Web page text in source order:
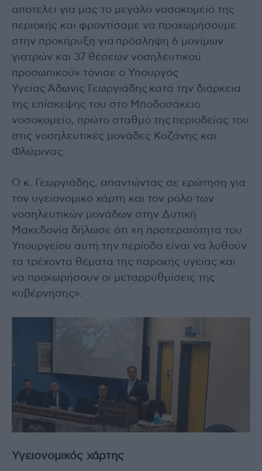
αποτελεί για μας το μεγάλο νοσοκομείο της
περιοχής και φροντίσαμε να προχωρήσουμε
στην προκήρυξη για πρόσληψη 6 μονίμων
γιατρών και 37 θέσεων νοσηλευτικού
προσωπικού» τόνισε ο Υπουργός
Υγείας Άδωνις Γεωργιάδης κατά την διάρκεια
της επίσκεψης του στο Μποδοσάκειο
νοσοκομείο, πρώτο σταθμό της περιοδείας του
στις νοσηλευτικές μονάδες Κοζάνης και
Φλώρινας.
Ο κ. Γεωργιάδης, απαντώντας σε ερώτηση για
τον υγειονομικό χάρτη και τον ρόλο των
νοσηλευτικών μονάδων στην Δυτική
Μακεδονία δήλωσε ότι «η προτεραιότητα του
Υπουργείου αυτή την περίοδο είναι να λυθούν
τα τρέχοντα θέματα της παροχής υγείας και
να προχωρήσουν οι μεταρρυθμίσεις της
κυβέρνησης».
Υγειονομικός χάρτης